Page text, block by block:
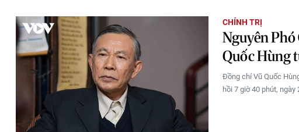
CHÍNH TRỊ
Nguyên
Quốc Hùng
Đồng chí Vũ Quốc
hồi 7 giờ 40 phút,